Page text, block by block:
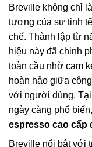
Breville không chỉ
tượng của sự tinh
chế. Thành lập từ
hiệu này đã chinh
toàn cầu nhờ cam
hoàn hảo giữa
với người dùng. Tại
ngày càng phổ
espresso cao cấp
Breville nổi bật với